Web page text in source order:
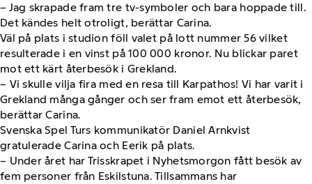
– Jag skrapade fram tre tv-symboler och bara hoppade till.
Det kändes helt otroligt, berättar Carina.
Väl på plats i studion föll valet på lott nummer 56 vilket
resulterade i en vinst på 100 000 kronor. Nu blickar paret
mot ett kärt återbesök i Grekland.
– Vi skulle vilja fira med en resa till Karpathos! Vi har varit i
Grekland många gånger och ser fram emot ett återbesök,
berättar Carina.
Svenska Spel Turs kommunikatör Daniel Arnkvist
gratulerade Carina och Eerik på plats.
– Under året har Trisskrapet i Nyhetsmorgon fått besök av
fem personer från Eskilstuna. Tillsammans har